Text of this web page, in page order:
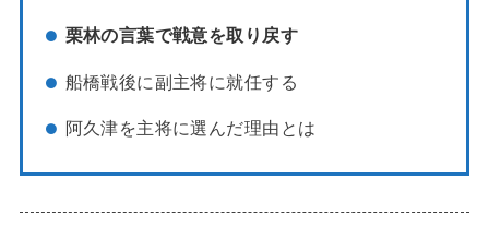
栗林の言葉で戦意を取り戻す
船橋戦後に副主将に就任する
阿久津を主将に選んだ理由とは